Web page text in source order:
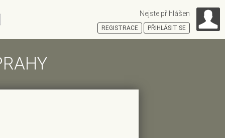
Nejste přihlášen
REGISTRACE PŘIHLÁSIT SE